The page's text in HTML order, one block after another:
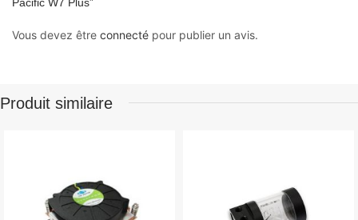
Vous devez être connecté pour publier un avis.
Produit similaire